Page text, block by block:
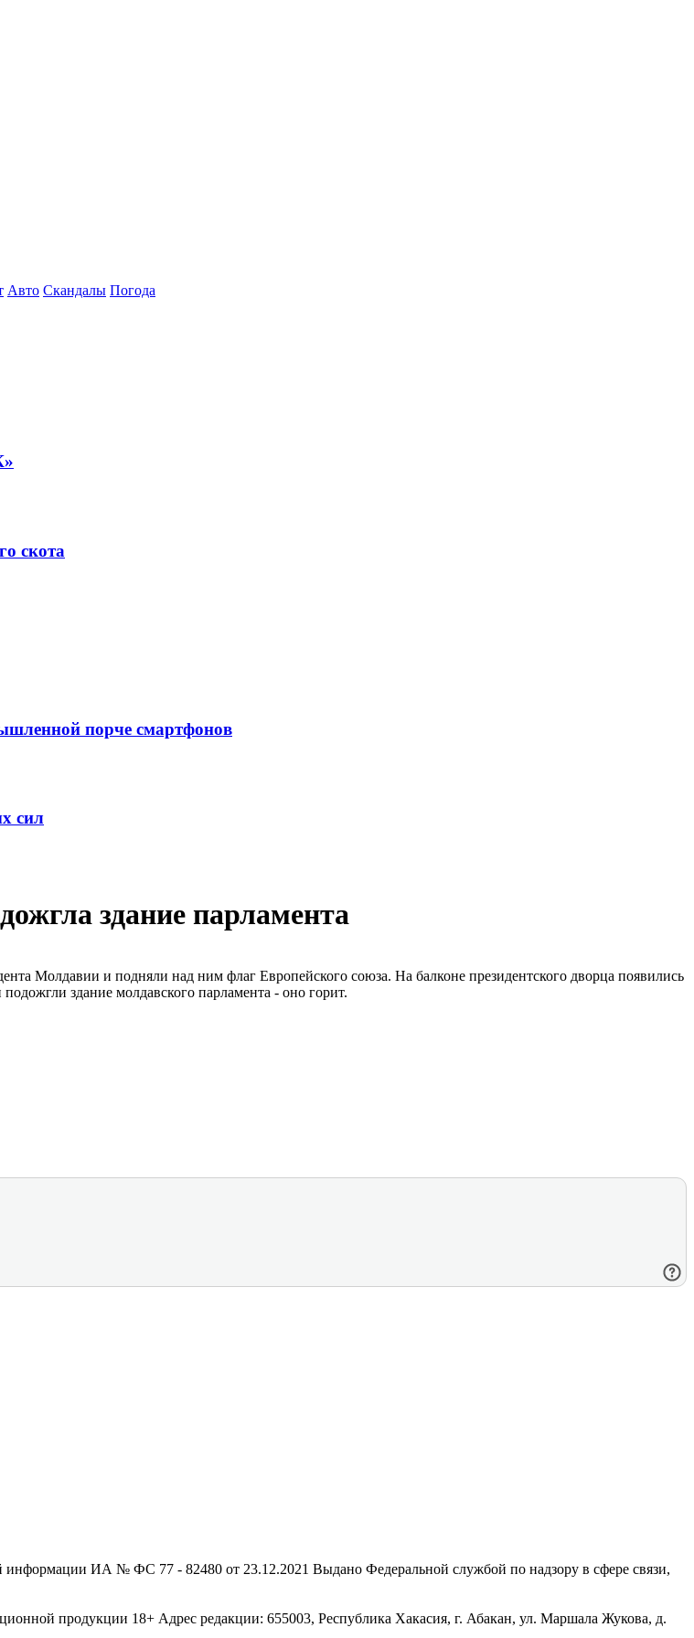
Авто Скандалы Погода
скота
порче смартфонов
сил
здание парламента
Молдавии и подняли над ним флаг Европейского союза. На балконе президентского дворца появились
здание молдавского парламента - оно горит.
ИА № ФС 77 - 82480 от 23.12.2021 Выдано Федеральной службой по надзору в сфере связи,
продукции 18+ Адрес редакции: 655003, Республика Хакасия, г. Абакан, ул. Маршала Жукова, д.